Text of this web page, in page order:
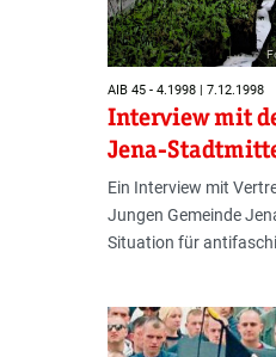
AIB 45 - 4.1998 | 7.12.1998
Interview mit
Jena-
Ein Interview mit
Jungen Gemeinde
Situation für